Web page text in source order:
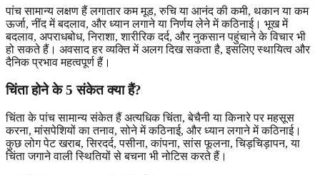
पांच सामान्य लक्षण हैं लगातार कम मूड, रुचि या आनंद की कमी, थकान या कम
ऊर्जा, नींद में बदलाव, और ध्यान लगाने या निर्णय लेने में कठिनाई। भूख में
बदलाव, अपराधबोध, निराशा, शारीरिक दर्द, और नुकसान पहुंचाने के विचार भी
हो सकते हैं। अवसाद हर व्यक्ति में अलग दिख सकता है, इसलिए स्थायित्व और
दैनिक प्रभाव महत्वपूर्ण हैं।
चिंता होने के 5 संकेत क्या हैं?
चिंता के पांच सामान्य संकेत हैं अत्यधिक चिंता, बेचैनी या किनारे पर महसूस
करना, मांसपेशियों का तनाव, सोने में कठिनाई, और ध्यान लगाने में कठिनाई।
कुछ लोग पेट खराब, सिरदर्द, पसीना, कांपना, सांस फूलना, चिड़चिड़ापन, या
चिंता जगाने वाली स्थितियों से बचना भी नोटिस करते हैं।